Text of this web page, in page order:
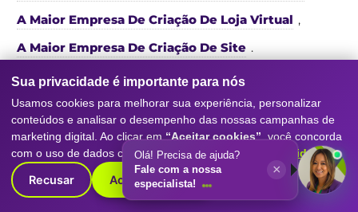
A Maior Empresa De Criação De Loja Virtual ,
A Maior Empresa De Criação De Site .
Serviços da nossaAgência de
Marketing Digital
Sua privacidade é importante para nós
Usamos cookies para melhorar sua experiência, personalizar
conteúdos e analisar o desempenho das nossas campanhas de
marketing digital. Ao clicar em “Aceitar cookies” , você concorda
com o uso de dados conforme nossaPolítica de Privacidade.
Recusar Aceitar cookies
Olá! Precisa de ajuda?
Fale com a nossa
especialista!
×